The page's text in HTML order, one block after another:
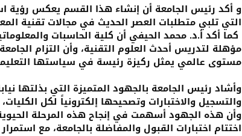
و أكد رئيس الجامعة أن إنشاء هذا القسم يعكس رؤية
التي تلبي متطلبات العصر الحديث في مجالات تقنية
كما أكد أ.د. محمد الحيفي أن كلية الحاسبات
مؤهلة لتدريس أحدث العلوم التقنية، وأن التزام
مستوى عالمي يمثل ركيزة رئيسة في سياستها
وأشاد رئيس الجامعة بالجهود المتميزة التي بذلتها
والتسجيل والاختبارات وتصحيحها إلكترونياً لكل
وأن هذه الجهود أسهمت في إنجاح هذه المرحلة
اختتام اختبارات القبول والمفاضلة بالجامعة، مع